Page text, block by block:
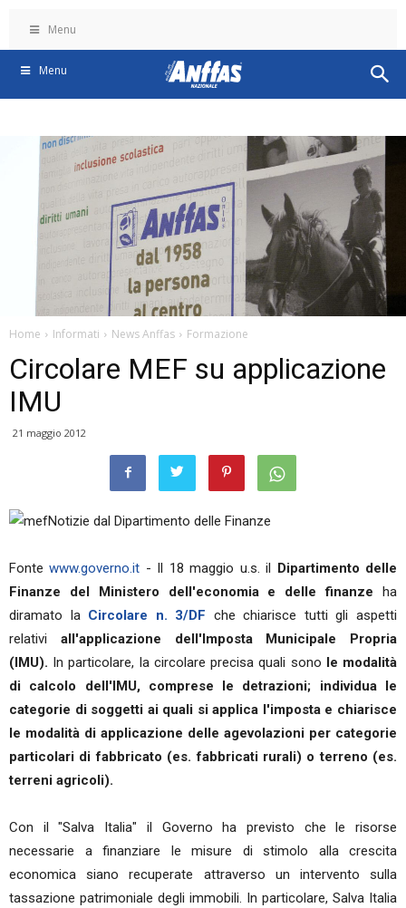
Menu
Menu
Home Informati News Anffas Formazione
Circolare MEF su applicazione
IMU
21 maggio 2012
Notizie dal Dipartimento delle Finanze
Fontewww.governo.it - Il 18 maggio u.s. il Dipartimento delle
Finanze del Ministero dell'economia e delle finanze ha
diramato la Circolare n. 3/DF che chiarisce tutti gli aspetti
relativi all'applicazione dell'Imposta Municipale Propria
(IMU). In particolare, la circolare precisa quali sono le modalità
di calcolo dell'IMU, comprese le detrazioni; individua le
categorie di soggetti ai quali si applica l'imposta e chiarisce
le modalità di applicazione delle agevolazioni per categorie
particolari di fabbricato (es. fabbricati rurali) o terreno (es.
terreni agricoli).
Con il "Salva Italia" il Governo ha previsto che le risorse
necessarie a finanziare le misure di stimolo alla crescita
economica siano recuperate attraverso un intervento sulla
tassazione patrimoniale degli immobili. In particolare, Salva Italia